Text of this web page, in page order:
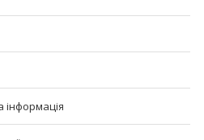
інформація